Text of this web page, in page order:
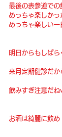
最後の表参道での
めっちゃ楽しかっ
めっちゃ楽しい一
明日からもしば
来月定期健診だか
飲みすぎ注意だね
お酒は綺麗に飲め